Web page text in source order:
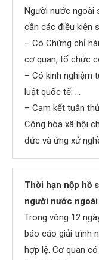
Người nước ngoài
cần các điều kiện
– Có Chứng chỉ
cơ quan, tổ chức
– Có kinh nghiệm
luật quốc tế; …
– Cam kết tuân
Cộng hòa xã hội
đức và ứng xử
Thời hạn nộp hồ
người nước ngoài
Trong vòng 12
báo cáo giải trình
hợp lệ. Cơ quan